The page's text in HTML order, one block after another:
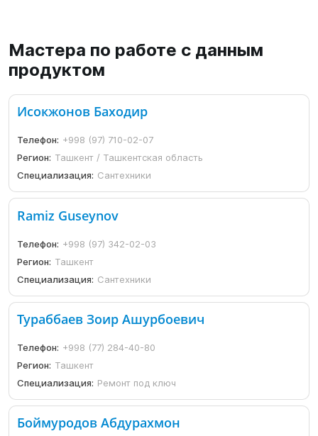
Мастера по работе с данным
продуктом
Исокжонов Баходир
Телефон: +998 (97) 710-02-07
Регион: Ташкент / Ташкентская область
Специализация: Сантехники
Ramiz Guseynov
Телефон: +998 (97) 342-02-03
Регион: Ташкент
Специализация: Сантехники
Тураббаев Зоир Ашурбоевич
Телефон: +998 (77) 284-40-80
Регион: Ташкент
Специализация: Ремонт под ключ
Боймуродов Абдурахмон